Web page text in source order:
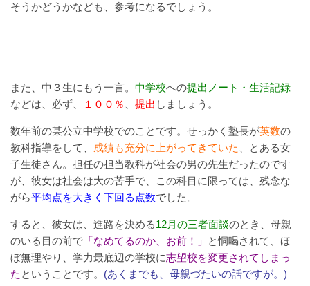
そうかどうかなども、参考になるでしょう。
また、中３生にもう一言。 中学校への提出ノート・生活記録
などは、必ず、
１００％ 提出 しましょう。
数年前の某公立中学校でのことです。せっかく塾長が英数の
教科指導をして、 成績も充分に上がってきていた
、とある女
子生徒さん。担任の担当教科が社会の男の先生だったのです
が、彼女は社会は大の苦手で、この科目に限っては、残念な
がら平均点を大きく下回る点数でした。
すると、彼女は、進路を決める12月の三者面談のとき、母親
のいる目の前で 「なめてるのか、お前！」
と恫喝されて、ほ
ぼ無理やり、学力最底辺の学校に志望校を変更されてしまっ
た ということです。 (あくまでも、母親づたいの話ですが。)